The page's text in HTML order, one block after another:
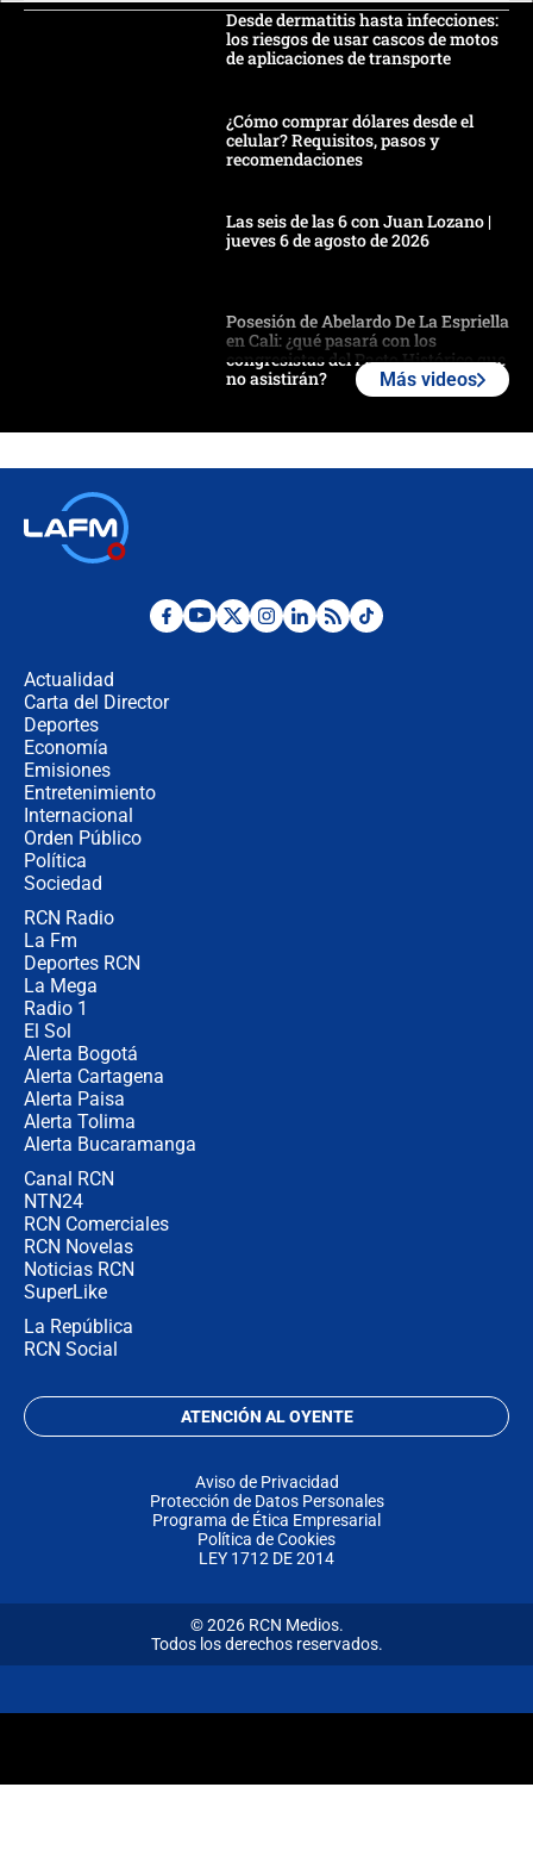
Desde dermatitis hasta infecciones:
los riesgos de usar cascos de motos
de aplicaciones de transporte
¿Cómo comprar dólares desde el
celular? Requisitos, pasos y
recomendaciones
Las seis de las 6 con Juan Lozano |
jueves 6 de agosto de 2026
Posesión de Abelardo De La Espriella
en Cali: ¿qué pasará con los
congresistas del Pacto Histórico que
no asistirán?
¿Por qué De la Espriella gobernará
Más videos
Actualidad
Carta del Director
Deportes
Economía
Emisiones
Entretenimiento
Internacional
Orden Público
Política
Sociedad
RCN Radio
La Fm
Deportes RCN
La Mega
Radio 1
El Sol
Alerta Bogotá
Alerta Cartagena
Alerta Paisa
Alerta Tolima
Alerta Bucaramanga
Canal RCN
NTN24
RCN Comerciales
RCN Novelas
Noticias RCN
SuperLike
La República
RCN Social
ATENCIÓN AL OYENTE
Aviso de Privacidad
Protección de Datos Personales
Programa de Ética Empresarial
Política de Cookies
LEY 1712 DE 2014
© 2026 RCN Medios.
Todos los derechos reservados.